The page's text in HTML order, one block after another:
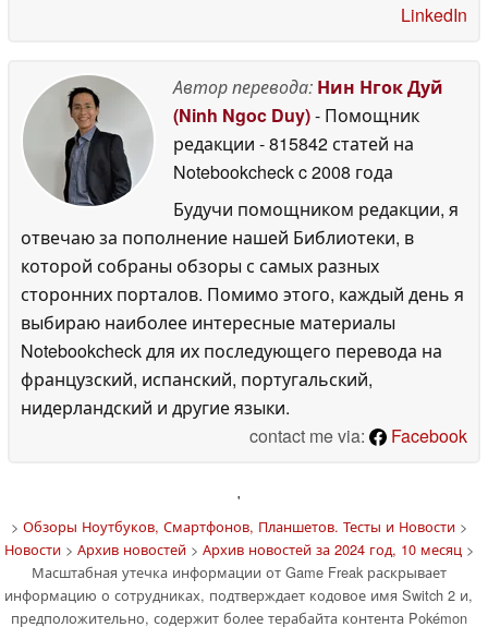
LinkedIn
Автор перевода: Нин Нгок Дуй
(Ninh Ngoc Duy)- Помощник
редакции - 815842 статей на
Notebookcheckc 2008 года
Будучи помощником редакции, я
отвечаю за пополнение нашей Библиотеки, в
которой собраны обзоры с самых разных
сторонних порталов. Помимо этого, каждый день я
выбираю наиболее интересные материалы
Notebookcheck для их последующего перевода на
французский, испанский, португальский,
нидерландский и другие языки.
contact me via:
Facebook
'
> Обзоры Ноутбуков, Смартфонов, Планшетов. Тесты и Новости>
Новости> Архив новостей> Архив новостей за 2024 год, 10 месяц >
Масштабная утечка информации от Game Freak раскрывает
информацию о сотрудниках, подтверждает кодовое имя Switch 2 и,
предположительно, содержит более терабайта контента Pokémon